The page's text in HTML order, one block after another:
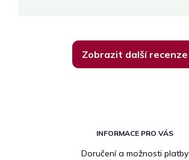
Zobrazit další recenze
INFORMACE PRO VÁS
Doručení a možnosti platby